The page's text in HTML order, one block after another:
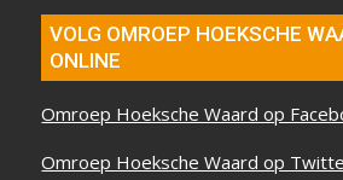
Omroep Hoeksche Waard op
Omroep Hoeksche Waard op
OMROEP APP